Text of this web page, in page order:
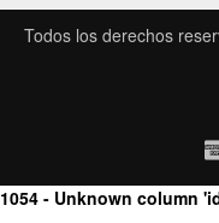
Todos los derechos
1054 - Unknown column